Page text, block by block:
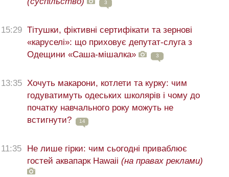
3
15:29 Тітушки, фіктивні сертифікати та зернові
«каруселі»: що приховує депутат-слуга з
Одещини «Саша-мішалка»
3
13:35 Хочуть макарони, котлети та курку: чим
годуватимуть одеських школярів і чому до
початку навчального року можуть не
встигнути?
14
11:35
Не лише гірки: чим сьогодні приваблює
гостей аквапарк Hawaii (на правах реклами)